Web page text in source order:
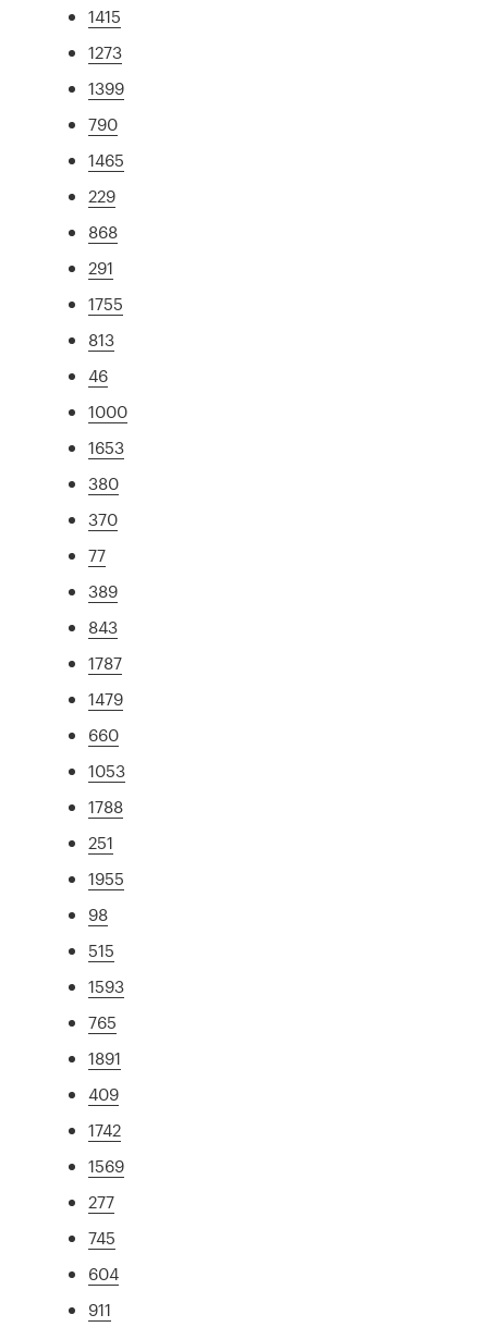
1415
1273
1399
790
1465
229
868
291
1755
813
46
1000
1653
380
370
77
389
843
1787
1479
660
1053
1788
251
1955
98
515
1593
765
1891
409
1742
1569
277
745
604
911